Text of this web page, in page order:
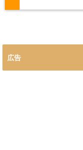
広告